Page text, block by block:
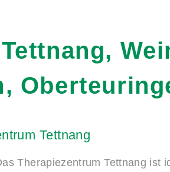
Tettnang,
Tettnang
Therapiezentrum Tettnang ist